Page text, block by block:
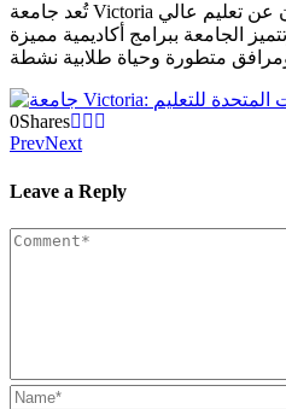
تُعد جامعة Victoria خيارًا مثاليًا للطلاب الذين يبحثون عن تعليم عالي
الجامعة ببرامج أكاديمية مميزة
0Shares
PrevNext
Leave a Reply